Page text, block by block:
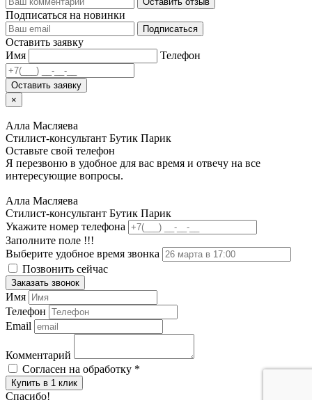
Подписаться на новинки
Подписаться
Оставить заявку
Имя
Телефон
Оставить заявку
×
Алла Масляева
Стилист-консультант Бутик Парик
Оставьте свой телефон
Я перезвоню в удобное для вас время и отвечу на все
интересующие вопросы.
Алла Масляева
Стилист-консультант Бутик Парик
Укажите номер телефона
Заполните поле !!!
Выберите удобное время звонка
Позвонить сейчас
Заказать звонок
Имя
Телефон
Email
Комментарий
Согласен на обработку *
Купить в 1 клик
Спасибо!